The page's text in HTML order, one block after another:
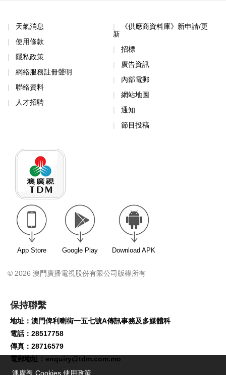
天氣消息
使用條款
隱私政策
網絡服務註冊聲明
聯絡資料
人才招聘
《供應商資料庫》新申請/更
新
招標
廣告資訊
內部電郵
網站地圖
通知
節目投稿
App Store Google Play Download APK
© 2026 澳門廣播電視股份有限公司版權所有
保持聯繫
地址：澳門俾利喇街一五七號A傳訊事務及多媒體科
電話：28517758
傳真：28716579
電郵地址： enquiry@tdm.com.mo
澳廣視 Cookies 使用政策